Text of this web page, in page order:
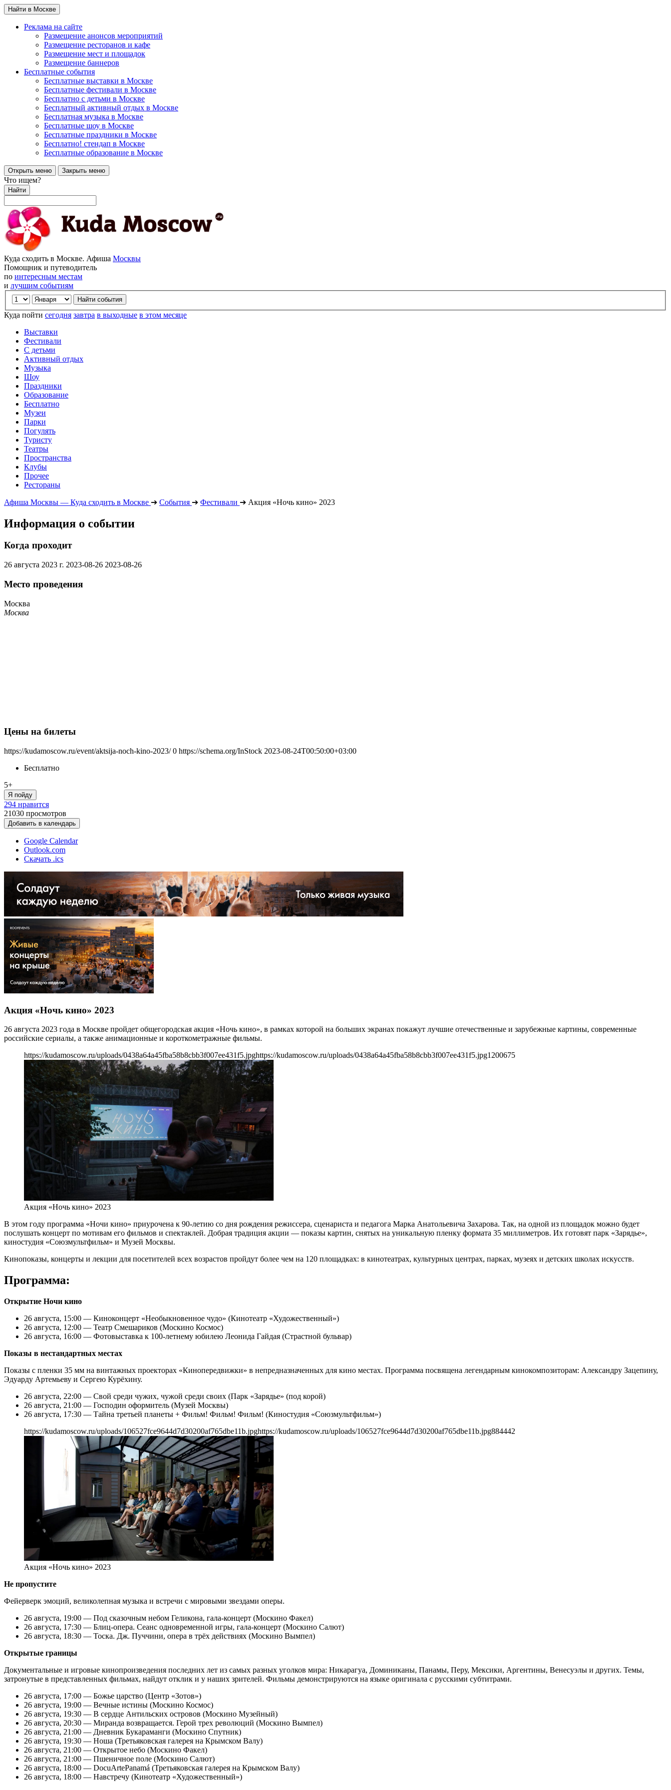
Найти в Москве
Реклама на сайте
Размещение анонсов мероприятий
Размещение ресторанов и кафе
Размещение мест и площадок
Размещение баннеров
Бесплатные события
Бесплатные выставки в Москве
Бесплатные фестивали в Москве
Бесплатно с детьми в Москве
Бесплатный активный отдых в Москве
Бесплатная музыка в Москве
Бесплатные шоу в Москве
Бесплатные праздники в Москве
Бесплатно! стендап в Москве
Бесплатные образование в Москве
Открыть меню Закрыть меню
Что ищем?
Найти
Куда сходить в Москве. Афиша Москвы
Помощник и путеводитель
по интересным местам
и лучшим событиям
Куда пойти сегодня завтра в выходные в этом месяце
Выставки
Фестивали
С детьми
Активный отдых
Музыка
Шоу
Праздники
Образование
Бесплатно
Музеи
Парки
Погулять
Туристу
Театры
Пространства
Клубы
Прочее
Рестораны
Афиша Москвы — Куда сходить в Москве ➔ События ➔ Фестивали ➔ Акция «Ночь кино» 2023
Информация о событии
Когда проходит
26 августа 2023 г. 2023-08-26 2023-08-26
Место проведения
Москва
Москва
Цены на билеты
https://kudamoscow.ru/event/aktsija-noch-kino-2023/ 0 https://schema.org/InStock 2023-08-24T00:50:00+03:00
Бесплатно
5+
Я пойду
294 нравится
21030 просмотров
Добавить в календарь
Google Calendar
Outlook.com
Скачать .ics
Акция «Ночь кино» 2023
26 августа 2023 года в Москве пройдет общегородская акция «Ночь кино», в рамках которой на больших экранах покажут лучшие отечественные и зарубежные картины, современные
российские сериалы, а также анимационные и короткометражные фильмы.
https://kudamoscow.ru/uploads/0438a64a45fba58b8cbb3f007ee431f5.jpghttps://kudamoscow.ru/uploads/0438a64a45fba58b8cbb3f007ee431f5.jpg1200675
Акция «Ночь кино» 2023
В этом году программа «Ночи кино» приурочена к 90-летию со дня рождения режиссера, сценариста и педагога Марка Анатольевича Захарова. Так, на одной из площадок можно будет
послушать концерт по мотивам его фильмов и спектаклей. Добрая традиция акции — показы картин, снятых на уникальную пленку формата 35 миллиметров. Их готовят парк «Зарядье»,
киностудия «Союзмультфильм» и Музей Москвы.
Кинопоказы, концерты и лекции для посетителей всех возрастов пройдут более чем на 120 площадках: в кинотеатрах, культурных центрах, парках, музеях и детских школах искусств.
Программа:
Открытие Ночи кино
26 августа, 15:00 — Киноконцерт «Необыкновенное чудо» (Кинотеатр «Художественный»)
26 августа, 12:00 — Театр Смешариков (Москино Космос)
26 августа, 16:00 — Фотовыставка к 100-летнему юбилею Леонида Гайдая (Страстной бульвар)
Показы в нестандартных местах
Показы с пленки 35 мм на винтажных проекторах «Кинопередвижки» в непредназначенных для кино местах. Программа посвящена легендарным кинокомпозиторам: Александру Зацепину,
Эдуарду Артемьеву и Сергею Курёхину.
26 августа, 22:00 — Свой среди чужих, чужой среди своих (Парк «Зарядье» (под корой)
26 августа, 21:00 — Господин оформитель (Музей Москвы)
26 августа, 17:30 — Тайна третьей планеты + Фильм! Фильм! Фильм! (Киностудия «Союзмультфильм»)
https://kudamoscow.ru/uploads/106527fce9644d7d30200af765dbe11b.jpghttps://kudamoscow.ru/uploads/106527fce9644d7d30200af765dbe11b.jpg884442
Акция «Ночь кино» 2023
Не пропустите
Фейерверк эмоций, великолепная музыка и встречи с мировыми звездами оперы.
26 августа, 19:00 — Под сказочным небом Геликона, гала-концерт (Москино Факел)
26 августа, 17:30 — Блиц-опера. Сеанс одновременной игры, гала-концерт (Москино Салют)
26 августа, 18:30 — Тоска. Дж. Пуччини, опера в трёх действиях (Москино Вымпел)
Открытые границы
Документальные и игровые кинопроизведения последних лет из самых разных уголков мира: Никарагуа, Доминиканы, Панамы, Перу, Мексики, Аргентины, Венесуэлы и других. Темы,
затронутые в представленных фильмах, найдут отклик и у наших зрителей. Фильмы демонстрируются на языке оригинала с русскими субтитрами.
26 августа, 17:00 — Божье царство (Центр «Зотов»)
26 августа, 19:00 — Вечные истины (Москино Космос)
26 августа, 19:30 — В сердце Антильских островов (Москино Музейный)
26 августа, 20:30 — Миранда возвращается. Герой трех революций (Москино Вымпел)
26 августа, 21:00 — Дневник Букараманги (Москино Спутник)
26 августа, 19:30 — Ноша (Третьяковская галерея на Крымском Валу)
26 августа, 21:00 — Открытое небо (Москино Факел)
26 августа, 21:00 — Пшеничное поле (Москино Салют)
26 августа, 18:00 — DocuArtePanamá (Третьяковская галерея на Крымском Валу)
26 августа, 18:00 — Навстречу (Кинотеатр «Художественный»)